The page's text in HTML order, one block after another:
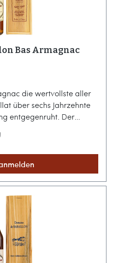
Bas Armagnac
die wertvollste aller
über sechs Jahrzehnte
entgegenruht. Der
ist ein solches
eines fernen Sommers
in sich trägt.Traditionelle
Herzen des GersIm
in Lannepax,
auf der Domaine de
die gänzlich ohne
Dieser Jahrgang aus
Trauben destilliert und
bis er im März 2022 als
kam. Die tiefe,